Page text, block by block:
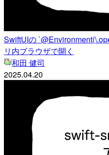
SwiftUIの
リ内ブラウザで開く
和田 健司
2025.04.20